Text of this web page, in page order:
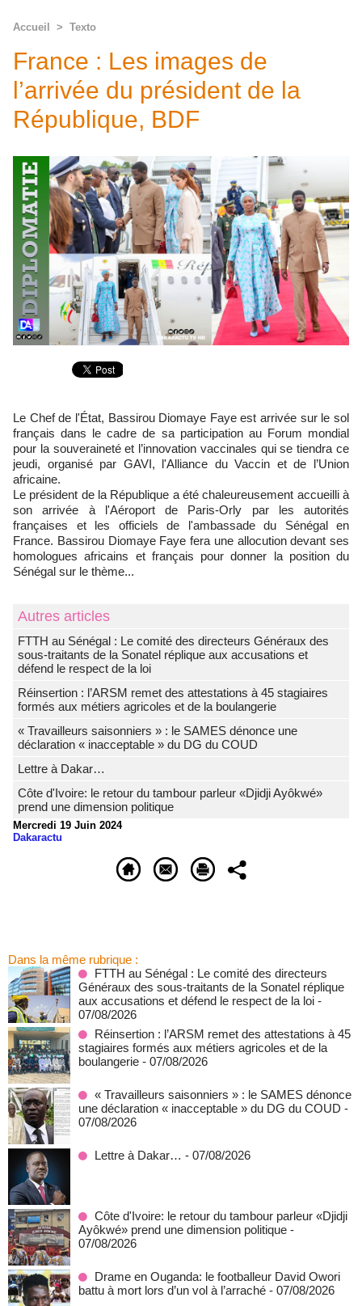
Accueil > Texto
France : Les images de
l’arrivée du président de la
République, BDF
Le Chef de l'État, Bassirou Diomaye Faye est arrivée sur le sol
français dans le cadre de sa participation au Forum mondial
pour la souveraineté et l’innovation vaccinales qui se tiendra ce
jeudi, organisé par GAVI, l'Alliance du Vaccin et de l’Union
africaine.
Le président de la République a été chaleureusement accueilli à
son arrivée à l'Aéroport de Paris-Orly par les autorités
françaises et les officiels de l'ambassade du Sénégal en
France. Bassirou Diomaye Faye fera une allocution devant ses
homologues africains et français pour donner la position du
Sénégal sur le thème...
Autres articles
FTTH au Sénégal : Le comité des directeurs Généraux des
sous-traitants de la Sonatel réplique aux accusations et
défend le respect de la loi
Réinsertion : l’ARSM remet des attestations à 45 stagiaires
formés aux métiers agricoles et de la boulangerie
« Travailleurs saisonniers » : le SAMES dénonce une
déclaration « inacceptable » du DG du COUD
Lettre à Dakar…
Côte d'Ivoire: le retour du tambour parleur «Djidji Ayôkwé»
prend une dimension politique
Mercredi 19 Juin 2024
Dakaractu
Dans la même rubrique :
FTTH au Sénégal : Le comité des directeurs
Généraux des sous-traitants de la Sonatel réplique
aux accusations et défend le respect de la loi -
07/08/2026
Réinsertion : l’ARSM remet des attestations à 45
stagiaires formés aux métiers agricoles et de la
boulangerie - 07/08/2026
« Travailleurs saisonniers » : le SAMES dénonce
une déclaration « inacceptable » du DG du COUD -
07/08/2026
Lettre à Dakar… - 07/08/2026
Côte d'Ivoire: le retour du tambour parleur «Djidji
Ayôkwé» prend une dimension politique -
07/08/2026
Drame en Ouganda: le footballeur David Owori
battu à mort lors d’un vol à l’arraché - 07/08/2026